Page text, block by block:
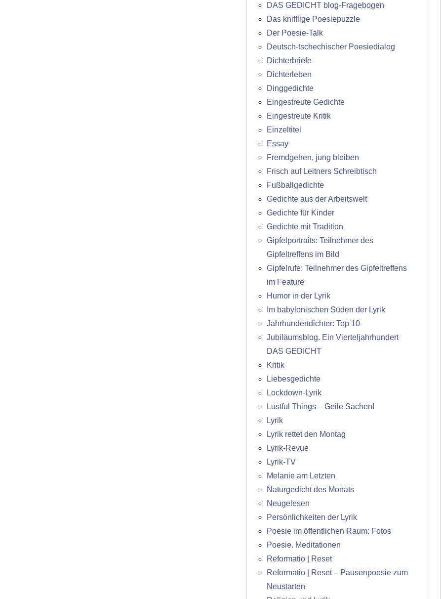
DAS GEDICHT blog-Fragebogen
Das knifflige Poesiepuzzle
Der Poesie-Talk
Deutsch-tschechischer Poesiedialog
Dichterbriefe
Dichterleben
Dinggedichte
Eingestreute Gedichte
Eingestreute Kritik
Einzeltitel
Essay
Fremdgehen, jung bleiben
Frisch auf Leitners Schreibtisch
Fußballgedichte
Gedichte aus der Arbeitswelt
Gedichte für Kinder
Gedichte mit Tradition
Gipfelportraits: Teilnehmer des
Gipfeltreffens im Bild
Gipfelrufe: Teilnehmer des Gipfeltreffens
im Feature
Humor in der Lyrik
Im babylonischen Süden der Lyrik
Jahrhundertdichter: Top 10
Jubiläumsblog. Ein Vierteljahrhundert
DAS GEDICHT
Kritik
Liebesgedichte
Lockdown-Lyrik
Lustful Things – Geile Sachen!
Lyrik
Lyrik rettet den Montag
Lyrik-Revue
Lyrik-TV
Melanie am Letzten
Naturgedicht des Monats
Neugelesen
Persönlichkeiten der Lyrik
Poesie im öffentlichen Raum: Fotos
Poesie. Meditationen
Reformatio | Reset
Reformatio | Reset – Pausenpoesie zum
Neustarten